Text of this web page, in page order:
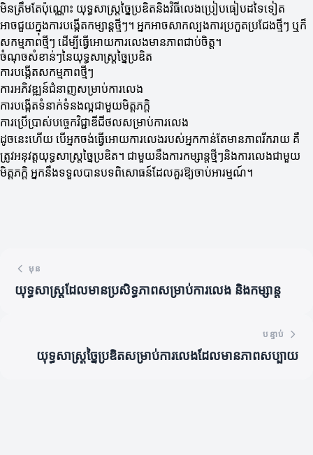
មិនត្រឹមតែប៉ុណ្ណោះ យុទ្ធសាស្ត្រច្នៃប្រឌិតនិងវិធីលេងប្រៀបធៀបដទៃទៀត
អាចជួយក្នុងការបង្កើតកម្សាន្តថ្មីៗ។ អ្នកអាចសាកល្បងការប្រកួតប្រជែងថ្មីៗ ឬក៏
សកម្មភាពថ្មីៗ ដើម្បីធ្វើអោយការលេងមានភាពជាប់ចិត្ត។
ចំណុចសំខាន់ៗនៃយុទ្ធសាស្ត្រច្នៃប្រឌិត
ការបង្កើតសកម្មភាពថ្មីៗ
ការអភិវឌ្ឍន៍ជំនាញសម្រាប់ការលេង
ការបង្កើតទំនាក់ទំនងល្អជាមួយមិត្តភក្តិ
ការប្រើប្រាស់បច្ចេកវិជ្ជាឌីជីថលសម្រាប់ការលេង
ដូចនេះហើយ បេីអ្នកចង់ធ្វើអោយការលេងរបស់អ្នកកាន់តែមានភាពរីករាយ គឺ
ត្រូវអនុវត្តយុទ្ធសាស្ត្រច្នៃប្រឌិត។ ជាមួយនឹងការកម្សាន្តថ្មីៗនិងការលេងជាមួយ
មិត្តភក្តិ អ្នកនឹងទទួលបានបទពិសោធន៍ដែលគួរឱ្យចាប់អារម្មណ៍។
មុន
យុទ្ធសាស្ត្រដែលមានប្រសិទ្ធភាពសម្រាប់ការលេង និងកម្សាន្ត
បន្ទាប់
យុទ្ធសាស្ត្រច្នៃប្រឌិតសម្រាប់ការលេងដែលមានភាពសប្បាយ